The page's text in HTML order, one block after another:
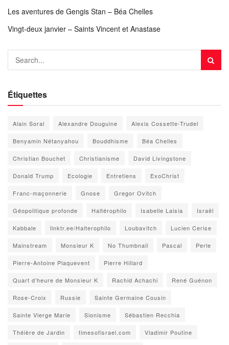
Les aventures de Gengis Stan – Béa Chelles
Vingt-deux janvier – Saints Vincent et Anastase
Étiquettes
Alain Soral Alexandre Douguine Alexis Cossette-Trudel
Benyamin Nétanyahou Bouddhisme Béa Chelles
Christian Bouchet Christianisme David Livingstone
Donald Trump Ecologie Entretiens ExoChrist
Franc-maçonnerie Gnose Gregor Ovitch
Géopolitique profonde Haltérophilo Isabelle Laisia Israël
Kabbale linktr.ee/Halterophilo Loubavitch Lucien Cerise
Mainstream Monsieur K No Thumbnail Pascal Perle
Pierre-Antoine Plaquevent Pierre Hillard
Quart d’heure de Monsieur K Rachid Achachi René Guénon
Rose-Croix Russie Sainte Germaine Cousin
Sainte Vierge Marie Sionisme Sébastien Recchia
Théière de Jardin timesofisrael.com Vladimir Poutine